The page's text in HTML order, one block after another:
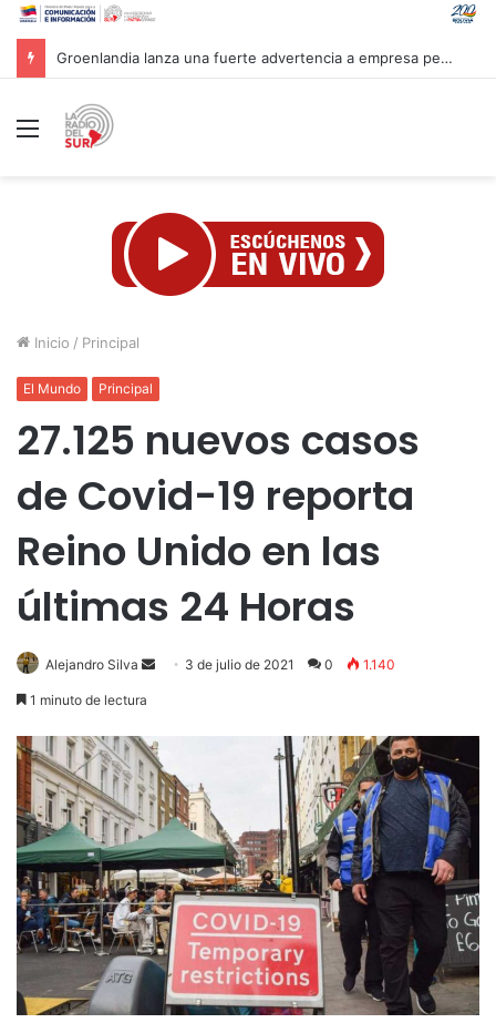
Mandataria Rodríguez felicita a atletas venezolanos por su brillante participación en CAC 2026
Menú
Inicio / Principal
El Mundo Principal
27.125 nuevos casos
de Covid-19 reporta
Reino Unido en las
últimas 24 Horas
Alejandro Silva
Send 3 de julio de 2021 0 1.140
1 minuto de lectura